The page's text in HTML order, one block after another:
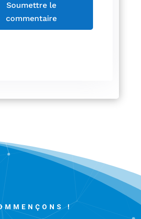
Soumettre le
commentaire
!